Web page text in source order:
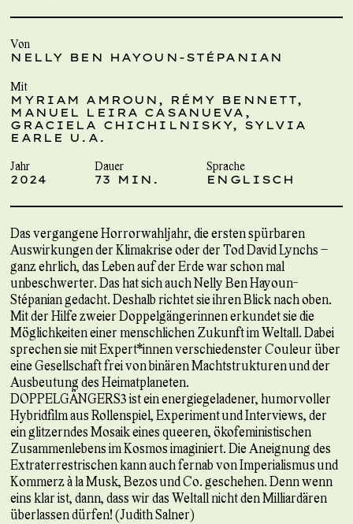
Von
NELLY BEN HAYOUN-STÉPANIAN
Mit
MYRIAM AMROUN, RÉMY BENNETT,
MANUEL LEIRA CASANUEVA,
GRACIELA CHICHILNISKY, SYLVIA
EARLE U.A.
Jahr
2024
Dauer
73 MIN.
Sprache
ENGLISCH
Das vergangene Horrorwahljahr, die ersten spürbaren
Auswirkungen der Klimakrise oder der Tod David Lynchs –
ganz ehrlich, das Leben auf der Erde war schon mal
unbeschwerter. Das hat sich auch Nelly Ben Hayoun-
Stépanian gedacht. Deshalb richtet sie ihren Blick nach oben.
Mit der Hilfe zweier Doppelgängerinnen erkundet sie die
Möglichkeiten einer menschlichen Zukunft im Weltall. Dabei
sprechen sie mit Expert*innen verschiedenster Couleur über
eine Gesellschaft frei von binären Machtstrukturen und der
Ausbeutung des Heimatplaneten.
DOPPELGÄNGERS³ ist ein energiegeladener, humorvoller
Hybridfilm aus Rollenspiel, Experiment und Interviews, der
ein glitzerndes Mosaik eines queeren, ökofeministischen
Zusammenlebens im Kosmos imaginiert. Die Aneignung des
Extraterrestrischen kann auch fernab von Imperialismus und
Kommerz à la Musk, Bezos und Co. geschehen. Denn wenn
eins klar ist, dann, dass wir das Weltall nicht den Milliardären
überlassen dürfen! (Judith Salner)